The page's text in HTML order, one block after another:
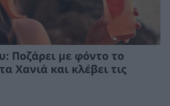
Ποζάρει με φόντο το
Χανιά και κλέβει τις